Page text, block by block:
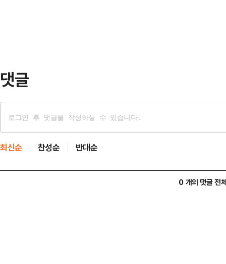
댓글
최신순 찬성순 반대순
0 개의 댓글 전